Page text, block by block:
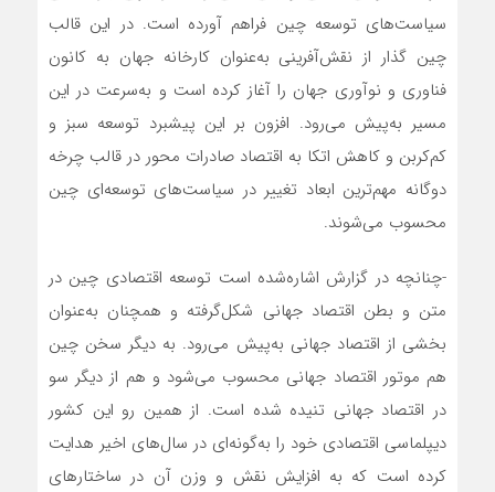
سیاست‌های توسعه چین فراهم آورده است. در این قالب
چین گذار از نقش‌آفرینی به‌عنوان کارخانه جهان به کانون
فناوری و نوآوری جهان را آغاز کرده است و به‌سرعت در این
مسیر به‌پیش می‌رود. افزون بر این پیشبرد توسعه سبز و
کم‌کربن و کاهش اتکا به اقتصاد صادرات محور در قالب چرخه
دوگانه مهم‌ترین ابعاد تغییر در سیاست‌های توسعه‌ای چین
محسوب می‌شوند.
-چنانچه در گزارش اشاره‌شده است توسعه اقتصادی چین در
متن و بطن اقتصاد جهانی شکل‌گرفته و همچنان به‌عنوان
بخشی از اقتصاد جهانی به‌پیش می‌رود. به دیگر سخن چین
هم موتور اقتصاد جهانی محسوب می‌شود و هم از دیگر سو
در اقتصاد جهانی تنیده شده است. از همین رو این کشور
دیپلماسی اقتصادی خود را به‌گونه‌ای در سال‌های اخیر هدایت
کرده است که به افزایش نقش و وزن آن در ساختارهای